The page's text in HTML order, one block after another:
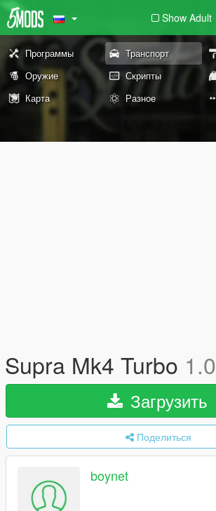
Show Adult
Программы Транспорт
Оружие
Скрипты
Карта
Разное
Supra Mk4 Turbo 1.0
Загрузить
Поделиться
boynet